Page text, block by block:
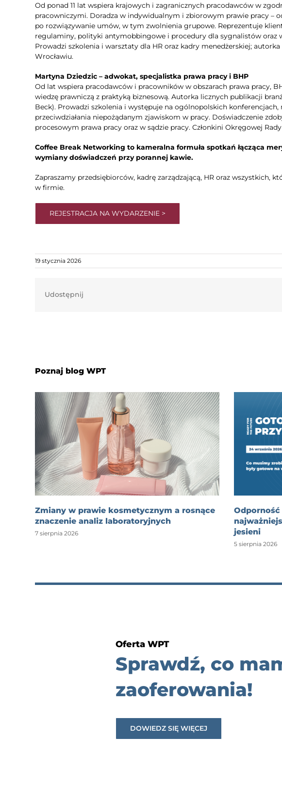
Od ponad 11 lat wspiera krajowych i zagranicznych pracodawców w
pracowniczymi. Doradza w indywidualnym i zbiorowym prawie pracy –
po rozwiązywanie umów, w tym zwolnienia grupowe. Reprezentuje
regulaminy, polityki antymobbingowe i procedury dla sygnalistów oraz
Prowadzi szkolenia i warsztaty dla HR oraz kadry menedżerskiej;
Wrocławiu.
Martyna Dziedzic – adwokat, specjalistka prawa pracy i BHP
Od lat wspiera pracodawców i pracowników w obszarach prawa pracy,
wiedzę prawniczą z praktyką biznesową. Autorka licznych publikacji
Beck). Prowadzi szkolenia i występuje na ogólnopolskich konferencjach,
przeciwdziałania niepożądanym zjawiskom w pracy. Doświadczenie
procesowym prawa pracy oraz w sądzie pracy. Członkini Okręgowej
Coffee Break Networking to kameralna formuła spotkań łącząca
wymiany doświadczeń przy porannej kawie.
Zapraszamy przedsiębiorców, kadrę zarządzającą, HR oraz wszystkich,
w firmie.
REJESTRACJA NA WYDARZENIE >
19 stycznia 2026
Udostępnij
Poznaj blog WPT
Zmiany w prawie kosmetycznym a rosnące
znaczenie analiz laboratoryjnych
7 sierpnia 2026
Odporność
jesieni
5 sierpnia 2026
Oferta WPT
Sprawdź, co
zaoferowania!
DOWIEDZ SIĘ WIĘCEJ